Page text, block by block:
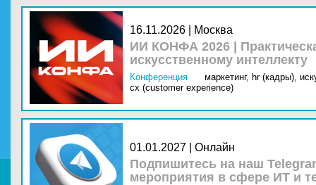
16.11.2026 | Москва
ИИ КОНФА 2026 |
искусственному интеллекту
Конференция маркетинг, hr (кадры),
cx (customer experience)
01.01.2027 | Онлайн
Подпишитесь на наш
мероприятия в сфере ИТ и